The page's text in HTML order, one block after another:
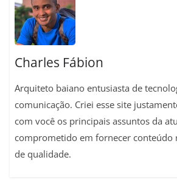
Charles Fábion
Arquiteto baiano entusiasta de
comunicação. Criei esse site
com você os principais assuntos da
comprometido em fornecer conteúdo
de qualidade.